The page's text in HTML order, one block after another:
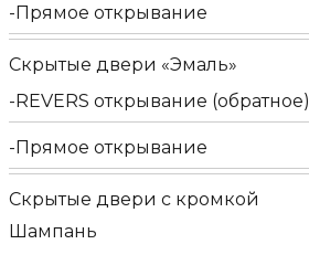
Прямое открывание
Скрытые двери «Эмаль»
REVERS открывание (обратное)
Прямое открывание
Скрытые двери с кромкой
Шампань